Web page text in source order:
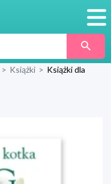
> Książki > Książki dla